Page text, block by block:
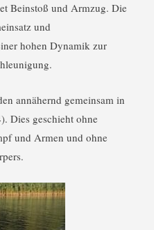
Beinstoß und Armzug. Die
und
hohen Dynamik zur
annähernd gemeinsam in
Dies geschieht ohne
und Armen und ohne